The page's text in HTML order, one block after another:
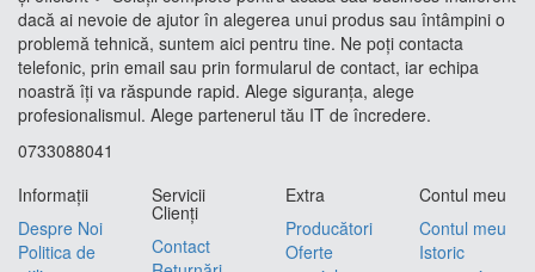
dacă ai nevoie de ajutor în alegerea unui produs sau întâmpini o
problemă tehnică, suntem aici pentru tine. Ne poți contacta
telefonic, prin email sau prin formularul de contact, iar echipa
noastră îți va răspunde rapid. Alege siguranța, alege
profesionalismul. Alege partenerul tău IT de încredere.
0733088041
Informaţii
Despre Noi
Politica de
Servicii
Clienţi
Contact
Extra
Producători
Oferte
Contul meu
Contul meu
Istoric